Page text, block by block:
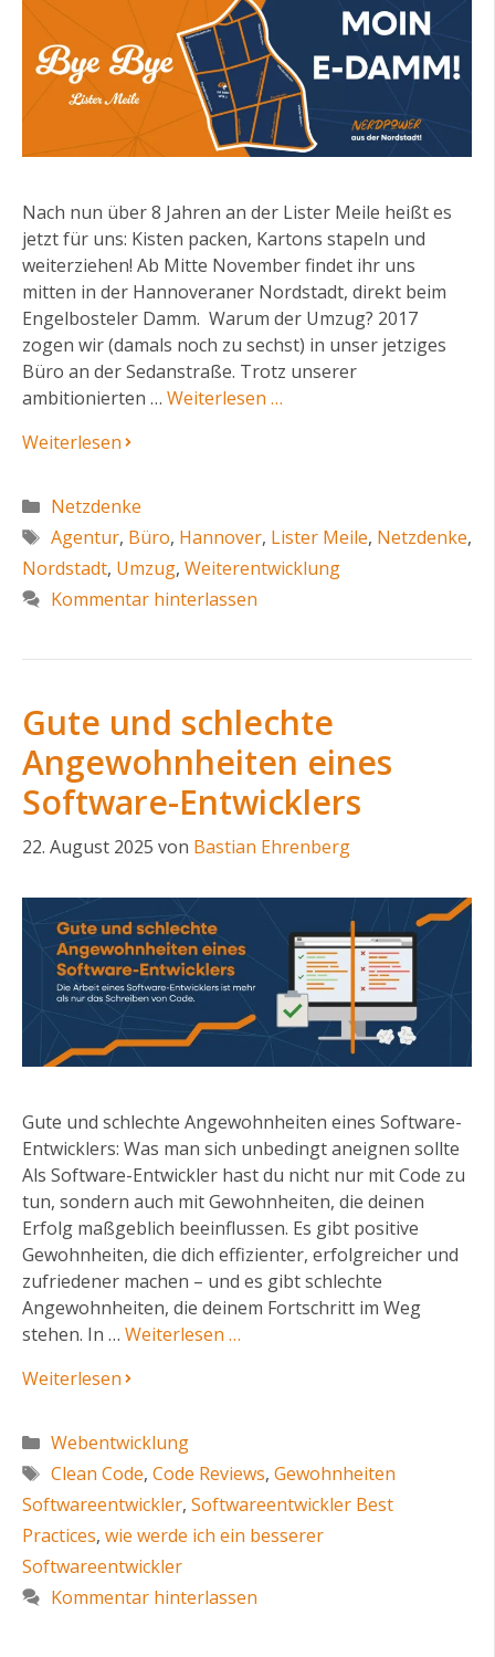
Nach nun über 8 Jahren an der Lister Meile heißt es
jetzt für uns: Kisten packen, Kartons stapeln und
weiterziehen! Ab Mitte November findet ihr uns
mitten in der Hannoveraner Nordstadt, direkt beim
Engelbosteler Damm. Warum der Umzug? 2017
zogen wir (damals noch zu sechst) in unser jetziges
Büro an der Sedanstraße. Trotz unserer
ambitionierten … Weiterlesen …
Weiterlesen
Kategorien
Netzdenke
Schlagwörter
Agentur, Büro, Hannover, Lister Meile, Netzdenke,
Nordstadt, Umzug, Weiterentwicklung
Kommentar hinterlassen
Gute und schlechte
Angewohnheiten eines
Software-Entwicklers
22. August 2025 von Bastian Ehrenberg
Gute und schlechte Angewohnheiten eines Software-
Entwicklers: Was man sich unbedingt aneignen sollte
Als Software-Entwickler hast du nicht nur mit Code zu
tun, sondern auch mit Gewohnheiten, die deinen
Erfolg maßgeblich beeinflussen. Es gibt positive
Gewohnheiten, die dich effizienter, erfolgreicher und
zufriedener machen – und es gibt schlechte
Angewohnheiten, die deinem Fortschritt im Weg
stehen. In … Weiterlesen …
Weiterlesen
Kategorien
Webentwicklung
Schlagwörter
Clean Code, Code Reviews, Gewohnheiten
Softwareentwickler, Softwareentwickler Best
Practices, wie werde ich ein besserer
Softwareentwickler
Kommentar hinterlassen